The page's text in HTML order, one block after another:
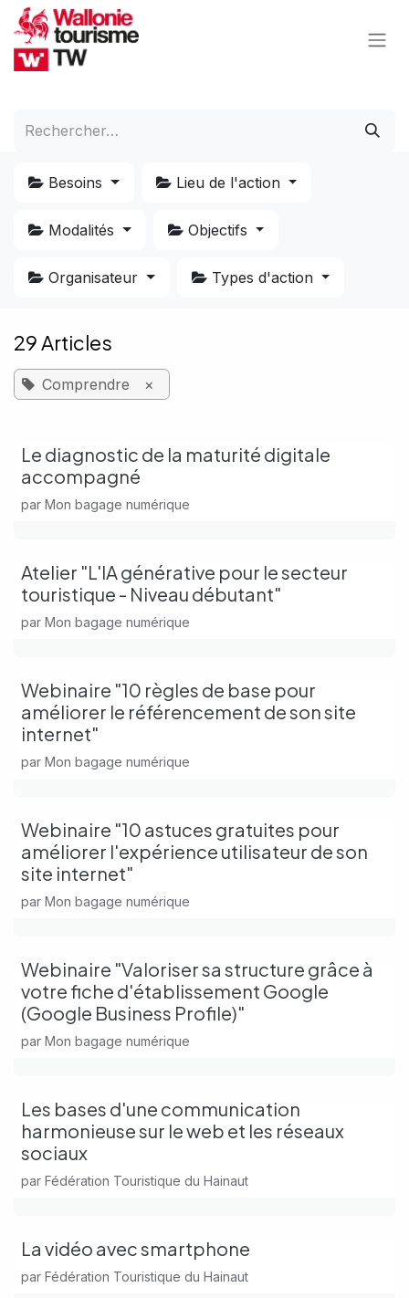
Se rendre au contenu
Besoins Lieu de l'action
Modalités Objectifs
Organisateur Types d'action
29 Articles
Comprendre ×
Le diagnostic de la maturité digitale
accompagné
par Mon bagage numérique
Atelier "L'IA générative pour le secteur
touristique - Niveau débutant"
par Mon bagage numérique
Webinaire "10 règles de base pour
améliorer le référencement de son site
internet"
par Mon bagage numérique
Webinaire "10 astuces gratuites pour
améliorer l'expérience utilisateur de son
site internet"
par Mon bagage numérique
Webinaire "Valoriser sa structure grâce à
votre fiche d'établissement Google
(Google Business Profile)"
par Mon bagage numérique
Les bases d'une communication
harmonieuse sur le web et les réseaux
sociaux
par Fédération Touristique du Hainaut
La vidéo avec smartphone
par Fédération Touristique du Hainaut